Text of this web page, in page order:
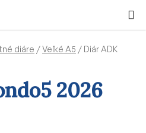
KOŠÍK
diáre /Veľké A5 / Diár ADK
2026